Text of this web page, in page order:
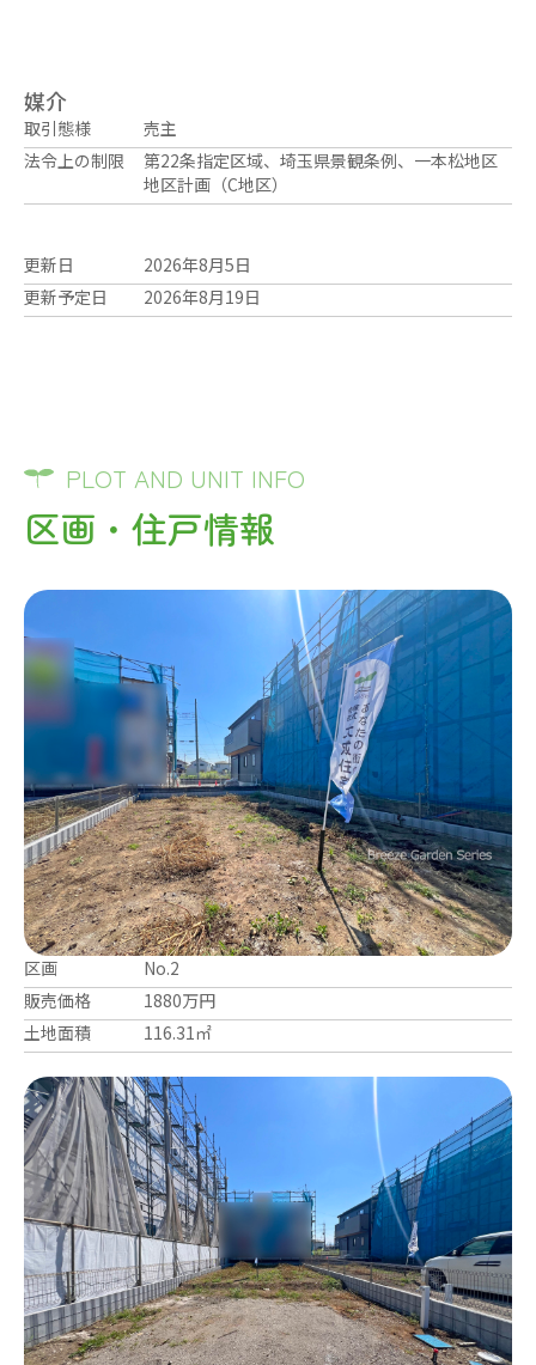
媒介
取引態様
売主
法令上の制限
第22条指定区域、埼玉県景観条例、一本松地区
地区計画（C地区）
更新日
2026年8月5日
更新予定日
2026年8月19日
PLOT AND UNIT INFO
区画・住戸情報
区画
No.2
販売価格
1880万円
土地面積
116.31㎡